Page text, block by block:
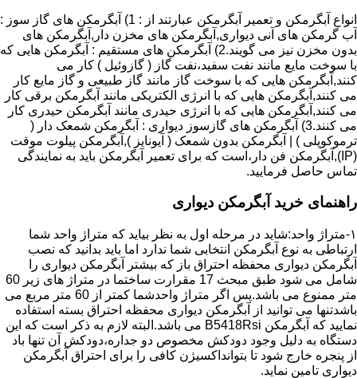
انواع آبگرمکن و تعمیر آبگرمکن عبارتند از : 1) آبگرمکن های گاز سوز :
آب گرمکن های آنی دیواری,آبگرمکن های مخزن دار,آبگرمکن های
بدون مخزن نیز می گویند.2) آبگرمکن های مستقیم : آبگرمکن هایی که
با سوخت مایع مانند نفت سفید،نفت گاز ( گازوئیل ) کار می
کنند,آبگرمکن هایی که با سوخت گاز مانند گاز طبیعی و گاز مایع کار
می کنند,آبگرمکن هایی که با انرژی الکتریکی مانند آبگرمکن برقی کار
می کنند,آبگرمکن هایی که با انرژی حیدری مانند آبگرمکن حیدری کار
می کنند.3) آبگرمکن های گازسوز دیواری : آبگرمکن شمعک دار (
ترموکوپلی ) | آبگرمکن بدون شمعک ( آیونایز ),آبگرمکن پیلوت موقت
(IP),آبگرمکن فن دار،است که برای تعمیر آبگرمکن باید به نمایندگی
تماس حاصل فرمایید.
راهنمای خرید آبگرمکن دیواری
۱-متراژ واحد:شاید در مرحله اول به نظر بیاید که متراژ واحد شما
ارتباطی به نوع آبگرمکن انتخابی شما ندارد اما باید بدانید که نصب
آبگرمکن دیواری محفظه احتراق باز که بیشتر آبگرمکن دیواری را
شامل می شود طبق مبحث 17 مقرارت ساختما در متراژ های زیر 60
متر ممنوع می باشد.پس اگر متراژ واحدشما کمتر از 60 متر مربع می
باشدتنها می توانید از آبگرمکن دیواری محفظه احتراق بسته استفاده
نمایید که آبگرمکن B5418Rsi می باشد.البته لازم به ذکر است که این
دستگاه به دلیل وجود دودکش مخصوص دو جداره،دودکش آن تنها باد
از پنجره خارج شود تا بتوانداکسیژن کافی را برای احتراق آبگرمکن
دیواری تامین نماید.